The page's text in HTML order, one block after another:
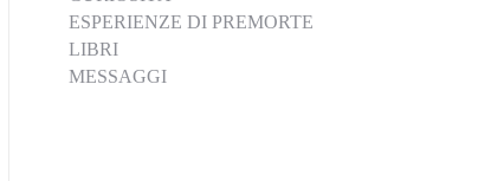
ESPERIENZE DI PREMORTE
LIBRI
MESSAGGI